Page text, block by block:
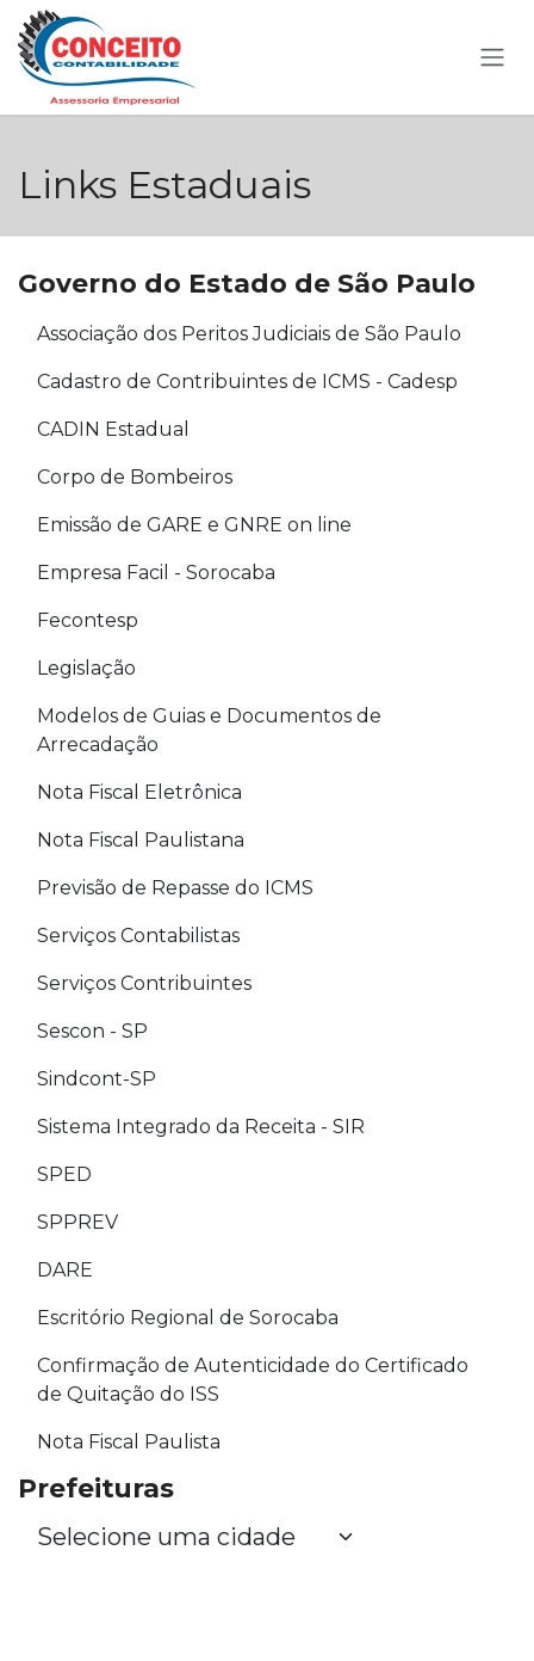
Pular para o conteúdo
Links Estaduais
Governo do Estado de São Paulo
Associação dos Peritos Judiciais de São Paulo
Cadastro de Contribuintes de ICMS - Cadesp
CADIN Estadual
Corpo de Bombeiros
Emissão de GARE e GNRE on line
Empresa Facil - Sorocaba
Fecontesp
Legislação
Modelos de Guias e Documentos de
Arrecadação
Nota Fiscal Eletrônica
Nota Fiscal Paulistana
Previsão de Repasse do ICMS
Serviços Contabilistas
Serviços Contribuintes
Sescon - SP
Sindcont-SP
Sistema Integrado da Receita - SIR
SPED
SPPREV
DARE
Escritório Regional de Sorocaba
Confirmação de Autenticidade do Certificado
de Quitação do ISS
Nota Fiscal Paulista
Prefeituras